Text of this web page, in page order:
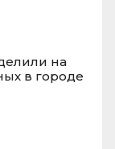
на
в городе